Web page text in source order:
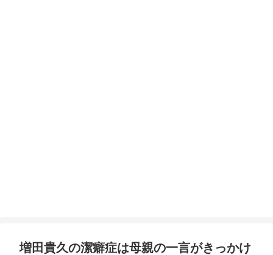
増田貴久の潔癖症は母親の一言がきっかけ